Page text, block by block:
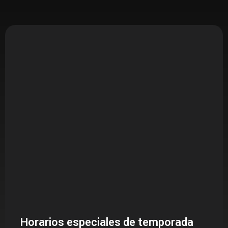
Horarios especiales de temporada